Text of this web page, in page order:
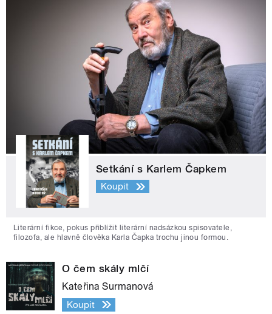
Setkání s Karlem Čapkem
Koupit
Literární fikce, pokus přiblížit literární nadsázkou spisovatele,
filozofa, ale hlavně člověka Karla Čapka trochu jinou formou.
O čem skály mlčí
Kateřina Surmanová
Koupit